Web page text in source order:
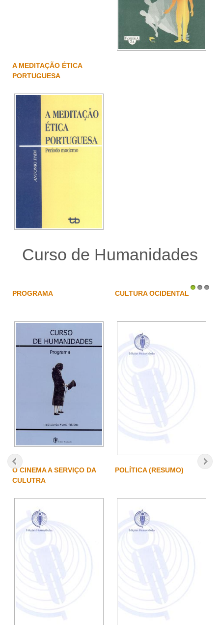
A MEDITAÇÃO ÉTICA
PORTUGUESA
Curso de Humanidades
PROGRAMA CULTURA OCIDENTAL
O CINEMA A SERVIÇO DA
CULUTRA
POLÍTICA (RESUMO)